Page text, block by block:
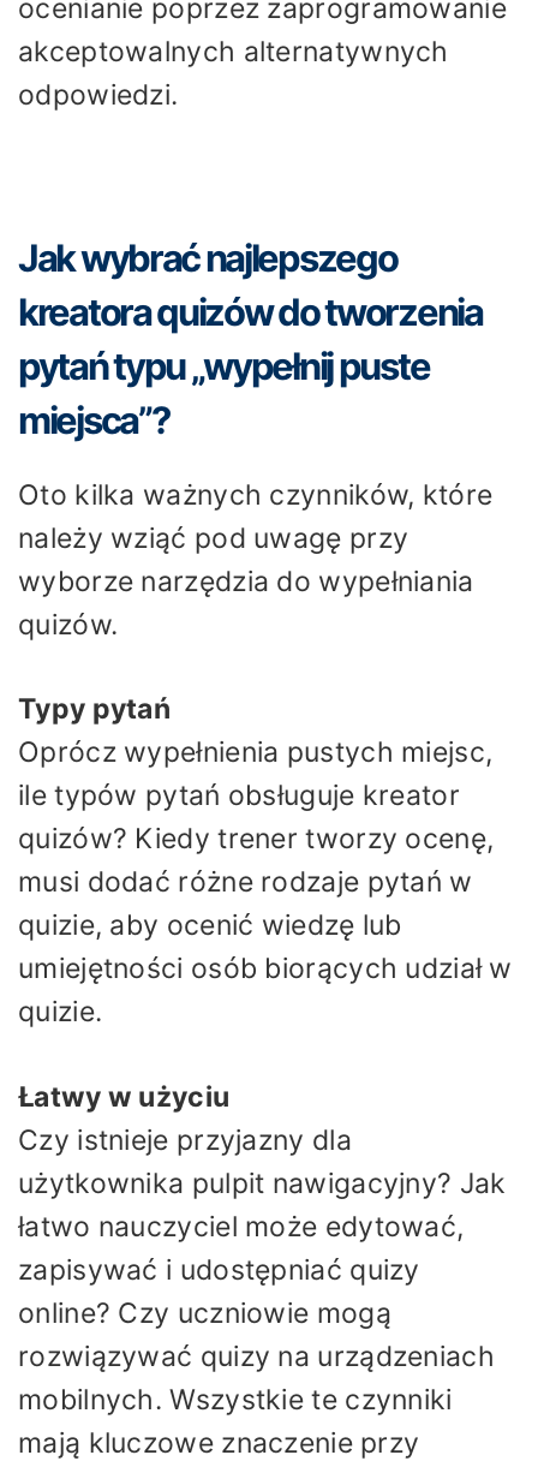
ocenianie poprzez zaprogramowanie
akceptowalnych alternatywnych
odpowiedzi.
Jak wybrać najlepszego
kreatora quizów do tworzenia
pytań typu „wypełnij puste
miejsca”?
Oto kilka ważnych czynników, które
należy wziąć pod uwagę przy
wyborze narzędzia do wypełniania
quizów.
Typy pytań
Oprócz wypełnienia pustych miejsc,
ile typów pytań obsługuje kreator
quizów? Kiedy trener tworzy ocenę,
musi dodać różne rodzaje pytań w
quizie, aby ocenić wiedzę lub
umiejętności osób biorących udział w
quizie.
Łatwy w użyciu
Czy istnieje przyjazny dla
użytkownika pulpit nawigacyjny? Jak
łatwo nauczyciel może edytować,
zapisywać i udostępniać quizy
online? Czy uczniowie mogą
rozwiązywać quizy na urządzeniach
mobilnych. Wszystkie te czynniki
mają kluczowe znaczenie przy